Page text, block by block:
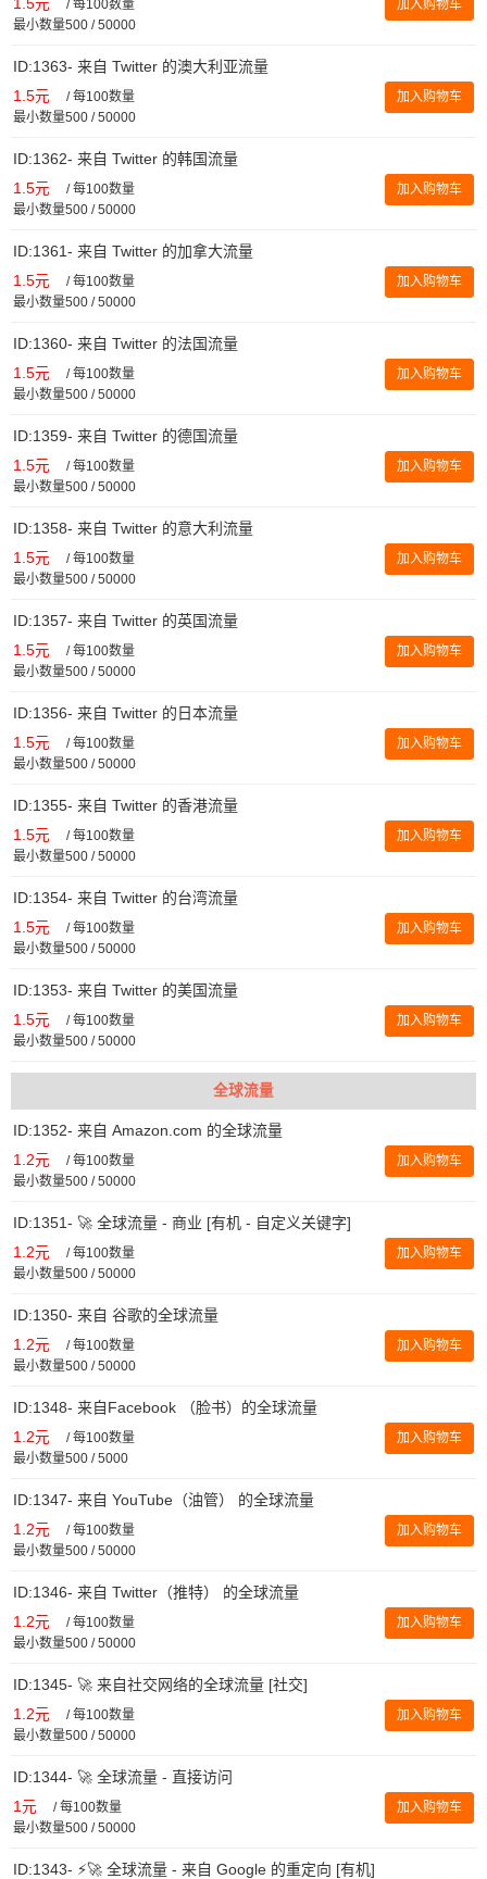
1.5元 / 每100数量
最小数量500 / 50000
加入购物车
ID:1363- 来自 Twitter 的澳大利亚流量
1.5元 /每100数量
最小数量500 / 50000
加入购物车
ID:1362- 来自 Twitter 的韩国流量
1.5元 /每100数量
最小数量500 / 50000
加入购物车
ID:1361- 来自 Twitter 的加拿大流量
1.5元 /每100数量
最小数量500 / 50000
加入购物车
ID:1360- 来自 Twitter 的法国流量
1.5元 /每100数量
最小数量500 / 50000
加入购物车
ID:1359- 来自 Twitter 的德国流量
1.5元 /每100数量
最小数量500 / 50000
加入购物车
ID:1358- 来自 Twitter 的意大利流量
1.5元 /每100数量
最小数量500 / 50000
加入购物车
ID:1357- 来自 Twitter 的英国流量
1.5元 /每100数量
最小数量500 / 50000
加入购物车
ID:1356- 来自 Twitter 的日本流量
1.5元 /每100数量
最小数量500 / 50000
加入购物车
ID:1355- 来自 Twitter 的香港流量
1.5元 /每100数量
最小数量500 / 50000
加入购物车
ID:1354- 来自 Twitter 的台湾流量
1.5元 /每100数量
最小数量500 / 50000
加入购物车
ID:1353- 来自 Twitter 的美国流量
1.5元 /每100数量
最小数量500 / 50000
加入购物车
全球流量
ID:1352- 来自 Amazon.com 的全球流量
1.2元 /每100数量
最小数量500 / 50000
加入购物车
ID:1351- 🚀 全球流量 - 商业 [有机 - 自定义关键字]
1.2元 /每100数量
最小数量500 / 50000
加入购物车
ID:1350- 来自 谷歌的全球流量
1.2元 /每100数量
最小数量500 / 50000
加入购物车
ID:1348- 来自Facebook （脸书）的全球流量
1.2元 /每100数量
最小数量500 / 5000
加入购物车
ID:1347- 来自 YouTube（油管） 的全球流量
1.2元 /每100数量
最小数量500 / 50000
加入购物车
ID:1346- 来自 Twitter（推特） 的全球流量
1.2元 /每100数量
最小数量500 / 50000
加入购物车
ID:1345- 🚀 来自社交网络的全球流量 [社交]
1.2元 /每100数量
最小数量500 / 50000
加入购物车
ID:1344- 🚀 全球流量 - 直接访问
1元 /每100数量
最小数量500 / 50000
加入购物车
ID:1343- ⚡️🚀 全球流量 - 来自 Google 的重定向 [有机]